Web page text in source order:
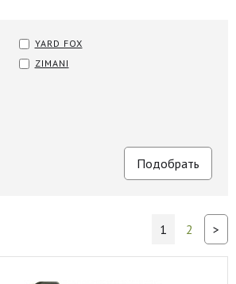
YARD FOX
ZIMANI
1 2 >